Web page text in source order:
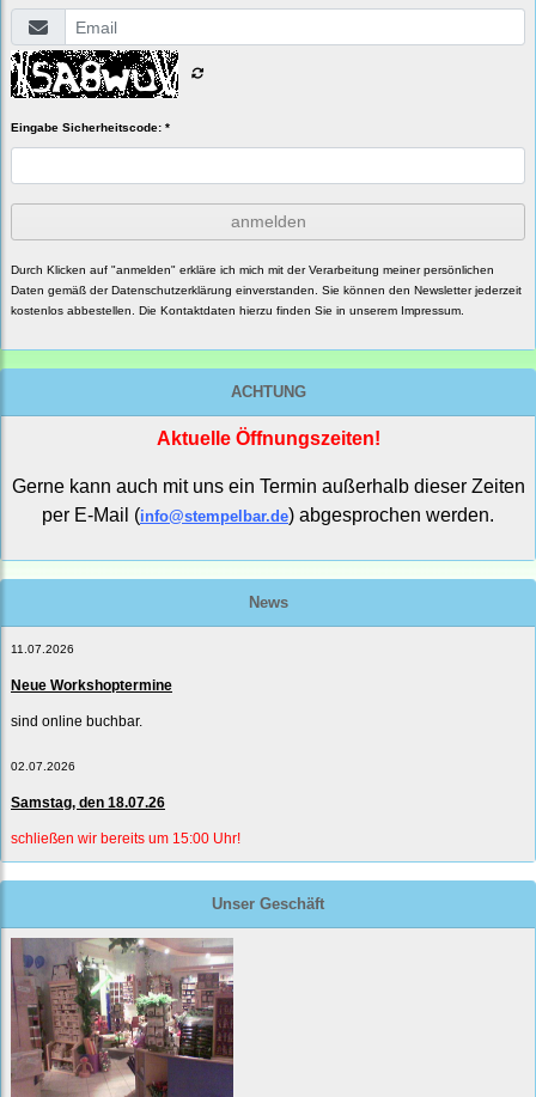
Eingabe Sicherheitscode: *
anmelden
Durch Klicken auf "anmelden" erkläre ich mich mit der Verarbeitung meiner persönlichen
Daten gemäß der Datenschutzerklärung einverstanden. Sie können den Newsletter jederzeit
kostenlos abbestellen. Die Kontaktdaten hierzu finden Sie in unserem Impressum.
ACHTUNG
Aktuelle Öffnungszeiten!
Gerne kann auch mit uns ein Termin außerhalb dieser Zeiten
per E-Mail (info@stempelbar.de) abgesprochen werden.
News
11.07.2026
Neue Workshoptermine
sind online buchbar.
02.07.2026
Samstag, den 18.07.26
schließen wir bereits um 15:00 Uhr!
Unser Geschäft